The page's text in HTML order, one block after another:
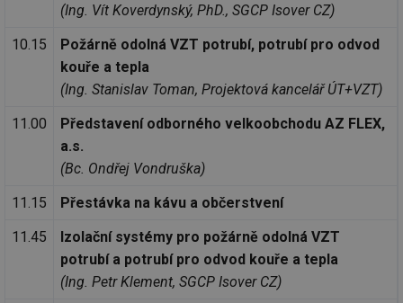
(Ing. Vít Koverdynský, PhD., SGCP Isover CZ)
10.15
Požárně odolná VZT potrubí, potrubí pro odvod
kouře a tepla
(Ing. Stanislav Toman, Projektová kancelář ÚT+VZT)
11.00
Představení odborného velkoobchodu AZ FLEX,
a.s.
(Bc. Ondřej Vondruška)
11.15
Přestávka na kávu a občerstvení
11.45
Izolační systémy pro požárně odolná VZT
potrubí a potrubí pro odvod kouře a tepla
(Ing. Petr Klement, SGCP Isover CZ)